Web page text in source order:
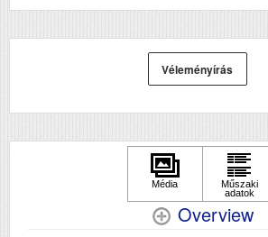
Véleményírás
Overview